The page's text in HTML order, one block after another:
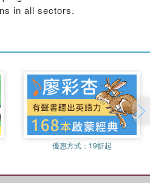
behaviour
in practice
packed with references to
and case studies from
the world, including
RBS. This book covers
practice, making it an
to the study of
in all sectors.
優惠方式： 19折起